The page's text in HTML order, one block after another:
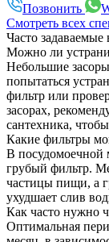
Позвонить
Смотреть всех
Часто задаваемые
Можно ли
Небольшие
попытаться
фильтр или
засорах,
сантехника,
Какие фильтры
В посудомоечной
грубый фильтр.
частицы пищи, а
ухудшает слив
Как часто нужно
Оптимальная